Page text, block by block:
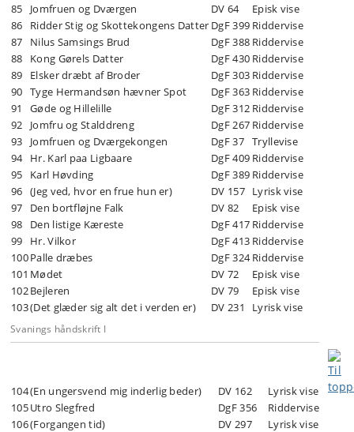
Svanings håndskrift I
85 Jomfruen og Dværgen DV 64
Episk vise
86
Ridder Stig og Skottekongens Datter DgF 399 Riddervise
87
Nilus Samsings Brud DgF 388 Riddervise
88
Kong Gørels Datter DgF 430 Riddervise
89
Elsker dræbt af Broder DgF 303 Riddervise
90 Tyge Hermandsøn hævner Spot DgF 363 Riddervise
91
Gøde og Hillelille DgF 312 Riddervise
92
Jomfru og Stalddreng DgF 267 Riddervise
93
Jomfruen og Dværgekongen DgF 37 Tryllevise
94 Hr. Karl paa Ligbaare DgF 409 Riddervise
95
Karl Høvding DgF 389 Riddervise
96 (Jeg ved, hvor en frue hun er) DV 157 Lyrisk vise
97
Den bortfløjne Falk DV 82
Episk vise
98
Den listige Kæreste DgF 417 Riddervise
99
Hr. Vilkor DgF 413 Riddervise
100Palle dræbes DgF 324 Riddervise
101 Mødet DV 72
Episk vise
102Bejleren DV 79
Episk vise
103(Det glæder sig alt det i verden er) DV 231 Lyrisk vise
104(En ungersvend mig inderlig beder) DV 162
Lyrisk vise
105Utro Slegfred DgF 356
Riddervise
106(Forgangen tid) DV 297
Lyrisk vise